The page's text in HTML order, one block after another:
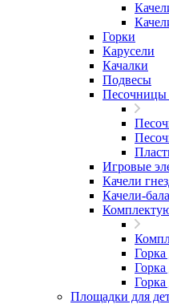
Горки
Карусели
Качалки
Подвесы
Песочницы
Игровые
Качели
Качели-
Горка
Горка
Площадки для